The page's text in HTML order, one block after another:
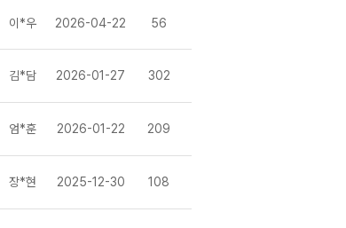
이*우 2026-04-22 56
김*담 2026-01-27 302
엄*훈 2026-01-22 209
장*현 2025-12-30 108